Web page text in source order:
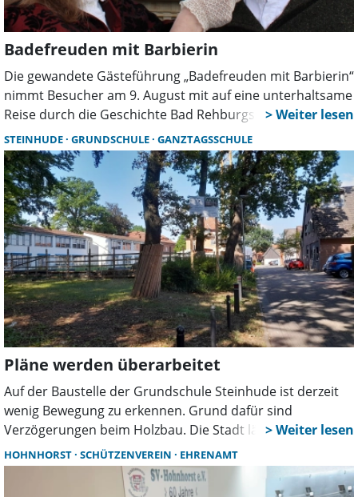
Badefreuden mit Barbierin
Die gewandete Gästeführung „Badefreuden mit Barbierin“
nimmt Besucher am 9. August mit auf eine unterhaltsame
Reise durch die Geschichte Bad Rehburgs. Barbierin
Marie und ihr Gatte erzählen spannende Anekdoten aus
dem einstigen Kurort und seinen berühmten Gästen.
STEINHUDE GRUNDSCHULE GANZTAGSSCHULE
Pläne werden überarbeitet
Auf der Baustelle der Grundschule Steinhude ist derzeit
wenig Bewegung zu erkennen. Grund dafür sind
Verzögerungen beim Holzbau. Die Stadt lässt aktuell
Montage- und Ablaufpläne überarbeiten. Ob sich daraus
Folgen für den Zeitplan des ersten Bauabschnitts
ergeben, ist noch offen.
HOHNHORST SCHÜTZENVEREIN EHRENAMT